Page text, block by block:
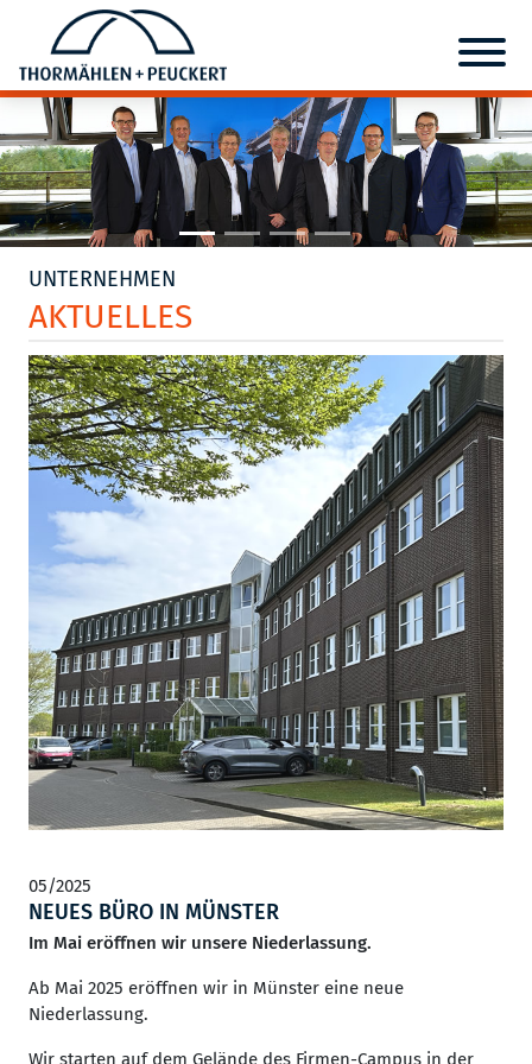
UNTERNEHMEN
AKTUELLES
05/2025
NEUES BÜRO IN MÜNSTER
Im Mai eröffnen wir unsere Niederlassung.
Ab Mai 2025 eröffnen wir in Münster eine neue
Niederlassung.
Wir starten auf dem Gelände des Firmen-Campus in der